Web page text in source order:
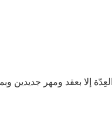
إلا بعقد ومهر جديدين